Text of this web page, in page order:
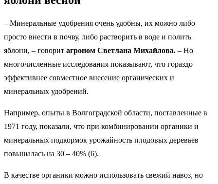
– Минеральные удобрения очень удобны, их можно либо
просто внести в почву, либо растворить в воде и полить
яблони, – говорит агроном Светлана Михайлова. – Но
многочисленные исследования показывают, что гораздо
эффективнее совместное внесение органических и
минеральных удобрений.
Например, опыты в Волгоградской области, поставленные в
1971 году, показали, что при комбинировании органики и
минеральных подкормок урожайность плодовых деревьев
повышалась на 30 – 40% (6).
В качестве органики можно использовать свежий навоз, но